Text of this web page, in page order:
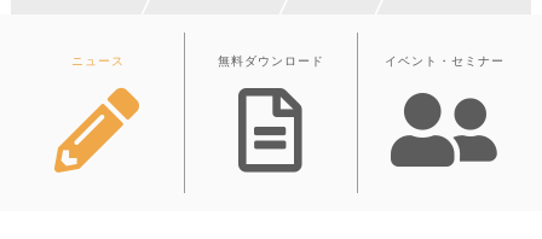
ニュース 無料ダウンロード イベント・セミナー